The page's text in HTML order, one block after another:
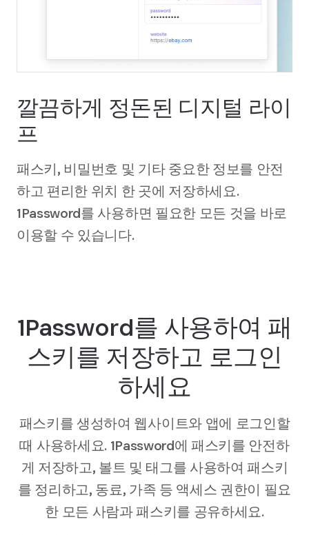
깔끔하게 정돈된 디지털 라이
프
패스키, 비밀번호 및 기타 중요한 정보를 안전
하고 편리한 위치 한 곳에 저장하세요.
1Password를 사용하면 필요한 모든 것을 바로
이용할 수 있습니다.
1Password를 사용하여 패
스키를 저장하고 로그인
하세요
패스키를 생성하여 웹사이트와 앱에 로그인할
때 사용하세요. 1Password에 패스키를 안전하
게 저장하고, 볼트 및 태그를 사용하여 패스키
를 정리하고, 동료, 가족 등 액세스 권한이 필요
한 모든 사람과 패스키를 공유하세요.